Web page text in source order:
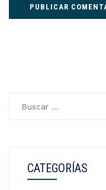
CATEGORÍAS